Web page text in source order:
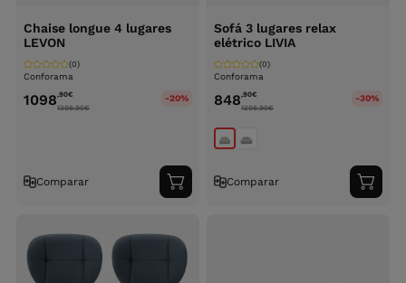
Chaise longue 4 lugares
LEVON
Conforama
(0)
1098,90€
1398.90€
-20%
Comparar
Adicionar
ao
Sofá 3 lugares relax
elétrico LIVIA
Conforama
(0)
848,90€
1298.90€
-30%
Comparar
ao